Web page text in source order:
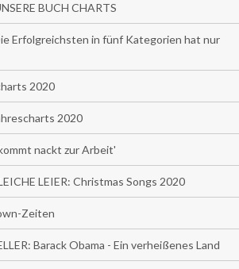
BUCH CHARTS
Erfolgreichsten in fünf Kategorien hat nur
2020
2020
nackt zur Arbeit'
LEIER: Christmas Songs 2020
Zeiten
Barack Obama - Ein verheißenes Land